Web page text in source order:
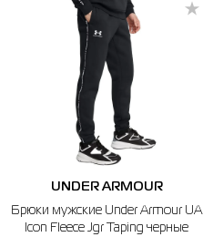
UNDER ARMOUR
Брюки мужские Under Armour UA
Icon Fleece Jgr Taping черные